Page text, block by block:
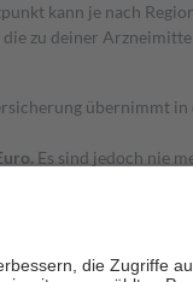
kann je nach
zu deiner
übernimmt
Es sind jedoch nie
Zuzahlungen an bei: